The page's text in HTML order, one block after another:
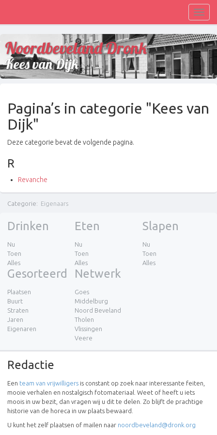
Noordbeveland Dronk
Kees van Dijk
Pagina’s in categorie "Kees van
Dijk"
Deze categorie bevat de volgende pagina.
R
Revanche
Categorie: Eigenaars
Drinken
Nu
Toen
Alles
Eten
Nu
Toen
Alles
Slapen
Nu
Toen
Alles
Gesorteerd
Plaatsen
Buurt
Straten
Jaren
Eigenaren
Netwerk
Goes
Middelburg
Noord Beveland
Tholen
Vlissingen
Veere
Redactie
Een team van vrijwilligers is constant op zoek naar interessante feiten,
mooie verhalen en nostalgisch fotomateriaal. Weet of heeft u iets
moois in uw bezit, dan vragen wij u dit te delen. Zo blijft de prachtige
historie van de horeca in uw plaats bewaard.
U kunt het zelf plaatsen of mailen naar noordbeveland@dronk.org